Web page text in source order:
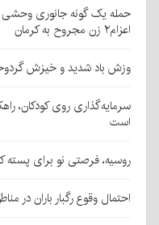
حمله یک گونه جانوری وحشی
اعزام۲ زن مجروح به کرمان
وزش باد شدید و خیزش
سرمایه‌گذاری روی کودکان،
است
روسیه، فرصتی نو برای پسته
احتمال وقوع رگبار باران در